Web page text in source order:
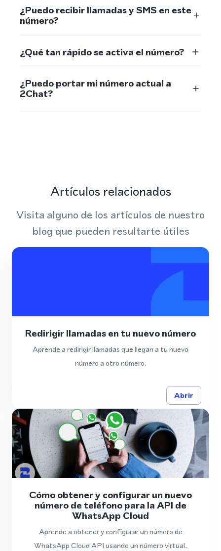
¿Puedo recibir llamadas y SMS en este
número?
¿Qué tan rápido se activa el número?
¿Puedo portar mi número actual a
2Chat?
Artículos relacionados
Visita alguno de los artículos de nuestro
blog que pueden resultarte útiles
Redirigir llamadas en tu nuevo número
Aprende a redirigir llamadas que llegan a tu nuevo
número a otro número.
Abrir
Cómo obtener y configurar un nuevo
número de teléfono para la API de
WhatsApp Cloud
Aprende a obtener y configurar un número de
WhatsApp Cloud API usando un número virtual.